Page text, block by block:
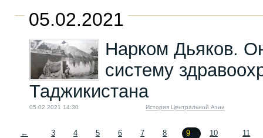
05.02.2021
Нарком Дьяков.
систему
Таджикистана
05.02.2021 14:30 История Центральной Азии
← 3 4 5 6 7 8 9 10
11